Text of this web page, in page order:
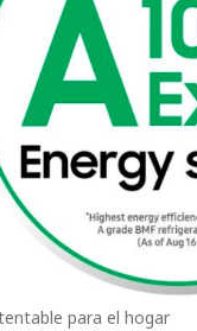
para el hogar